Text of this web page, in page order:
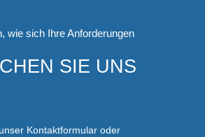
wie sich Ihre Anforderungen
SIE UNS
Kontaktformular oder